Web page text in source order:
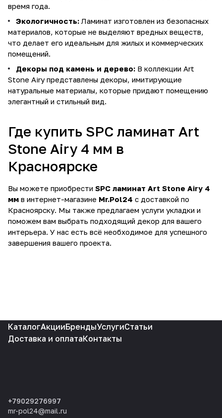
время года.
Экологичность: Ламинат изготовлен из безопасных
материалов, которые не выделяют вредных веществ,
что делает его идеальным для жилых и коммерческих
помещений.
Декоры под камень и дерево: В коллекции Art
Stone Airy представлены декоры, имитирующие
натуральные материалы, которые придают помещению
элегантный и стильный вид.
Где купить SPC ламинат Art
Stone Airy 4 мм в
Красноярске
Вы можете приобрести SPC ламинат Art Stone Airy 4
мм в интернет-магазине Mr.Pol24 с доставкой по
Красноярску. Мы также предлагаем услуги укладки и
поможем вам выбрать подходящий декор для вашего
интерьера. У нас есть всё необходимое для успешного
завершения вашего проекта.
КаталогАкцииБрендыУслугиСтатьи
Доставка и оплатаКонтакты
+79029276997
mr-pol24@mail.ru